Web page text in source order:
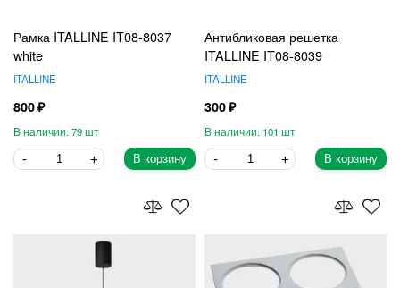
Рамка ITALLINE IT08-8037
white
ITALLINE
800
79
В корзину
Антибликовая решетка
ITALLINE IT08-8039
ITALLINE
300
101
В корзину